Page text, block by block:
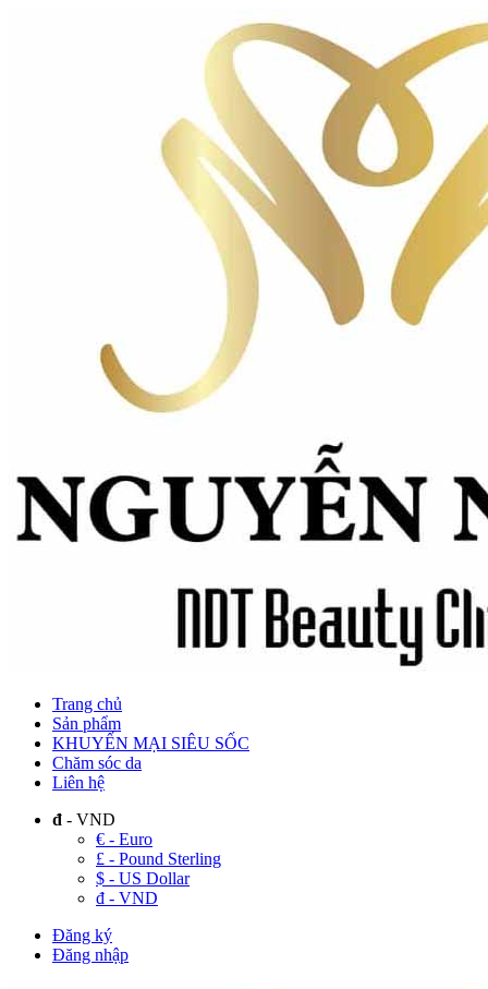
Trang chủ
Sản phẩm
KHUYẾN MẠI SIÊU SỐC
Chăm sóc da
Liên hệ
đ - VND
€ - Euro
£ - Pound Sterling
$ - US Dollar
đ - VND
Đăng ký
Đăng nhập